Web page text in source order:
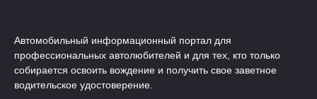
Автомобильный информационный портал для
профессиональных автолюбителей и для тех, кто только
собирается освоить вождение и получить свое заветное
водительское удостоверение.